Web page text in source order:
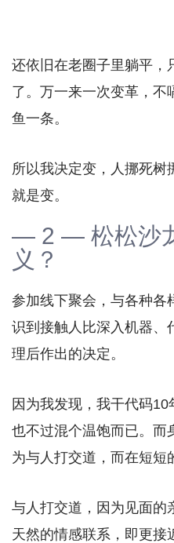
还依旧在老圈子里躺平，
了。万一来一次变革，不
鱼一条。
所以我决定变，人挪死树
就是变。
— 2 — 松松沙
义？
参加线下聚会，与各种各
识到接触人比深入机器、
理后作出的决定。
因为我发现，我干代码
也不过混个温饱而已。而
为与人打交道，而在短短
与人打交道，因为见面的
天然的情感联系，即更接